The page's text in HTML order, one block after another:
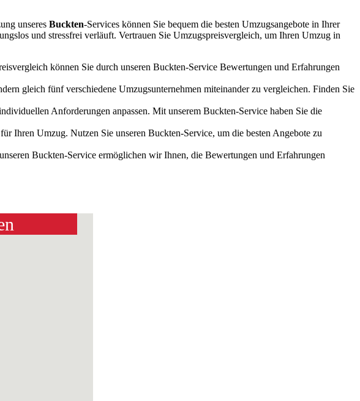
unseres Buckten-Services können Sie bequem die besten Umzugsangebote in Ihrer
und stressfrei verläuft. Vertrauen Sie Umzugspreisvergleich, um Ihren Umzug in
können Sie durch unseren Buckten-Service Bewertungen und Erfahrungen
gleich fünf verschiedene Umzugsunternehmen miteinander zu vergleichen. Finden Sie
Anforderungen anpassen. Mit unserem Buckten-Service haben Sie die
Ihren Umzug. Nutzen Sie unseren Buckten-Service, um die besten Angebote zu
Buckten-Service ermöglichen wir Ihnen, die Bewertungen und Erfahrungen